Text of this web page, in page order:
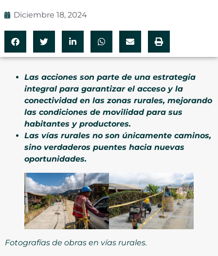
Diciembre 18, 2024
Las acciones son parte de una estrategia
integral para garantizar el acceso y la
conectividad en las zonas rurales, mejorando
las condiciones de movilidad para sus
habitantes y productores.
Las vías rurales no son únicamente caminos,
sino verdaderos puentes hacia nuevas
oportunidades.
Fotografías de obras en vías rurales.